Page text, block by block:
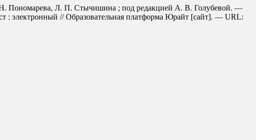
Н. Пономарева, Л. П. Стычишина ; под редакцией А. В. Голубевой. —
электронный // Образовательная платформа Юрайт [сайт]. — URL: